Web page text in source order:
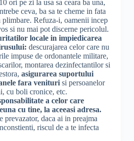
ori pe zi la usa sa ceara ba una,
ceva, ba sa te cheme in fata
plimbare. Refuza-i, oamenii incep
si nu mai pot discerne pericolul.
locale in impiedicarea
descurajarea celor care nu
impuse de ordonantele militare,
montarea dezinfectantilor si
asigurarea suportului
fara veniturisi persoanelor
cu boli cronice, etc.
a celor care
cu tine, la aceeasi adresa.
prevazator, daca ai in preajma
riscul de a te infecta